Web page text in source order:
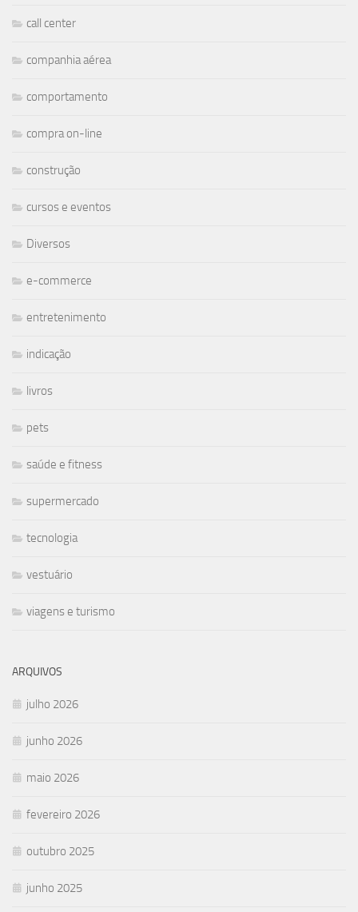
call center
companhia aérea
comportamento
compra on-line
construção
cursos e eventos
Diversos
e-commerce
entretenimento
indicação
livros
pets
saúde e fitness
supermercado
tecnologia
vestuário
viagens e turismo
ARQUIVOS
julho 2026
junho 2026
maio 2026
fevereiro 2026
outubro 2025
junho 2025